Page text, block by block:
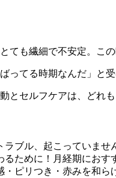
ても繊細で不安定。こ
ばってる時期なんだ」と
とセルフケアは、どれ
ラブル、起こっていませ
ために！月経期におす
ピリつき・赤みを和ら